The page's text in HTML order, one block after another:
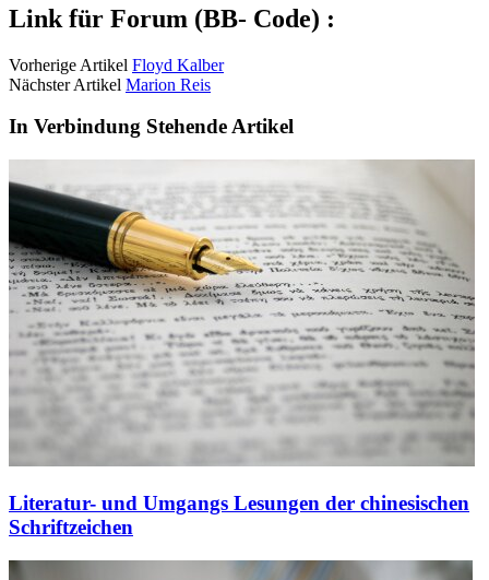
Link für Forum (BB- Code) :
Vorherige Artikel Floyd Kalber
Nächster Artikel Marion Reis
In Verbindung Stehende Artikel
Literatur- und Umgangs Lesungen der chinesischen
Schriftzeichen